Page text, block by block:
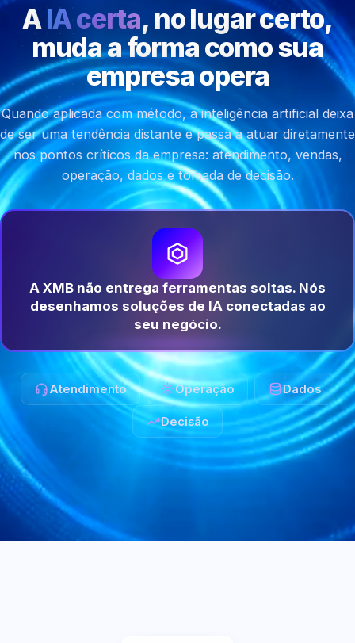
AIA certa, no lugar certo,
muda a forma como sua
empresa opera
Quando aplicada com método, a inteligência artificial deixa
de ser uma tendência distante e passa a atuar diretamente
nos pontos críticos da empresa: atendimento, vendas,
operação, dados e tomada de decisão.
A XMB não entrega ferramentas soltas. Nós
desenhamos soluções de IA conectadas ao
seu negócio.
Atendimento Operação Dados
Decisão